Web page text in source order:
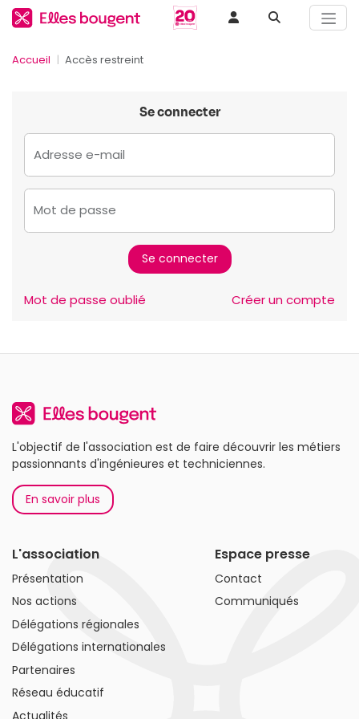
Accueil Accès restreint
Se connecter
Adresse e-mail
Mot de passe
Mot de passe oublié Créer un compte
L'objectif de l'association est de faire découvrir les métiers
passionnants d'ingénieures et techniciennes.
En savoir plus
L'association
Présentation
Nos actions
Délégations régionales
Délégations internationales
Partenaires
Réseau éducatif
Actualités
Espace presse
Contact
Communiqués